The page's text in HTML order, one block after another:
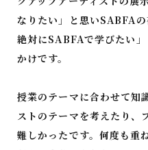
講師のご紹介
Office SABFA
コレクション参加
なりたい」と思いSABFAの
絶対にSABFAで学びたい
かけです。
授業のテーマに合わせて知
ストのテーマを考えたり、
難しかったです。何度も重